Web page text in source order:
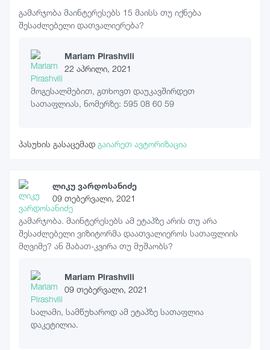
გამარჯობა მაინტერესებს 15 მაისს თუ იქნება
შესაძლებელი დათვალიერება?
Mariam Pirashvili
22 აპრილი, 2021
მოგესალმებით, გთხოვთ დაუკავშირდეთ
სათაფლიას, ნომერზე: 595 08 60 59
პასუხის გასაცემად გაიარეთ ავტორიზაცია
ლიკუ ვარდოსანიძე
09 თებერვალი, 2021
გამარჯობა. მაინტერესებს ამ ეტაპზე არის თუ არა
შესაძლებელი ვიზიტორმა დაათვალიეროს სათაფლიის
მღვიმე? ან შაბათ-კვირა თუ მუშაობს?
Mariam Pirashvili
09 თებერვალი, 2021
სალამი, სამწუხაროდ ამ ეტაპზე სათაფლია
დაკეტილია.